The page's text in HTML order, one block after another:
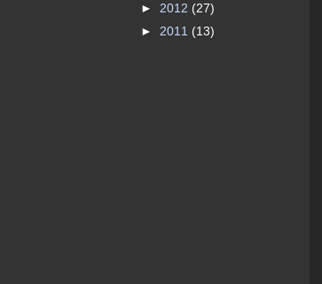
► 2012 (27)
► 2011 (13)